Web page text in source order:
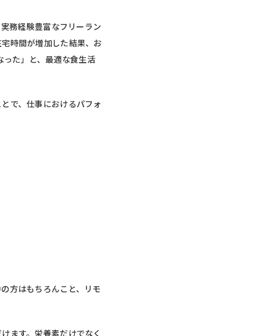
務経験豊富なフリーラン
時間が増加した結果、お
た」と、最適な食生活
で、仕事におけるパフォ
方はもちろんこと、リモ
ます。栄養素だけでなく